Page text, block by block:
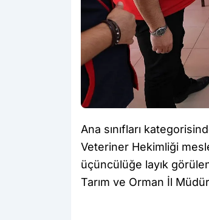
Ana sınıfları
Veteriner Hekimliği
üçüncülüğe layık
Tarım ve Orman İl